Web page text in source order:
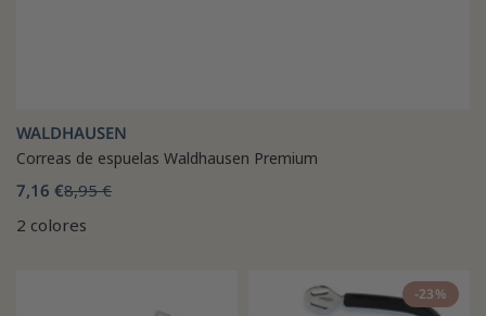
WALDHAUSEN
Correas de espuelas Waldhausen Premium
7,16 €8,95 €
2 colores
-23%